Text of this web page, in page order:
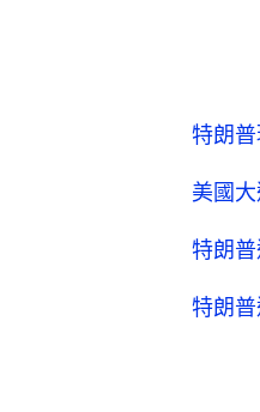
特朗
美國
特朗
特朗